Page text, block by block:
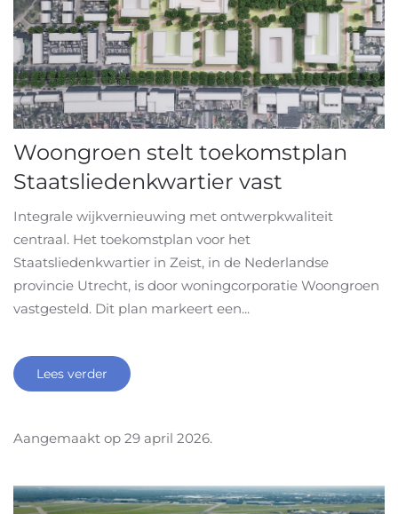
Woongroen stelt toekomstplan
Staatsliedenkwartier vast
Integrale wijkvernieuwing met ontwerpkwaliteit
centraal. Het toekomstplan voor het
Staatsliedenkwartier in Zeist, in de Nederlandse
provincie Utrecht, is door woningcorporatie Woongroen
vastgesteld. Dit plan markeert een...
Lees verder
Aangemaakt op 29 april 2026.